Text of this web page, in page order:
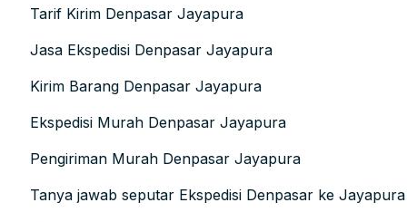
Tarif Kirim Denpasar Jayapura
Jasa Ekspedisi Denpasar Jayapura
Kirim Barang Denpasar Jayapura
Ekspedisi Murah Denpasar Jayapura
Pengiriman Murah Denpasar Jayapura
Tanya jawab seputar Ekspedisi Denpasar ke Jayapura